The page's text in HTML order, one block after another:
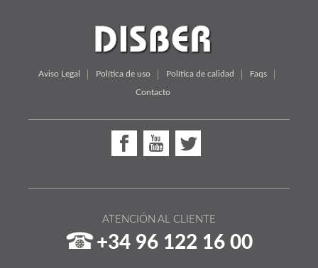
Aviso Legal Política de uso Política de calidad Faqs
Contacto
ATENCIÓN AL CLIENTE
+34 96 122 16 00